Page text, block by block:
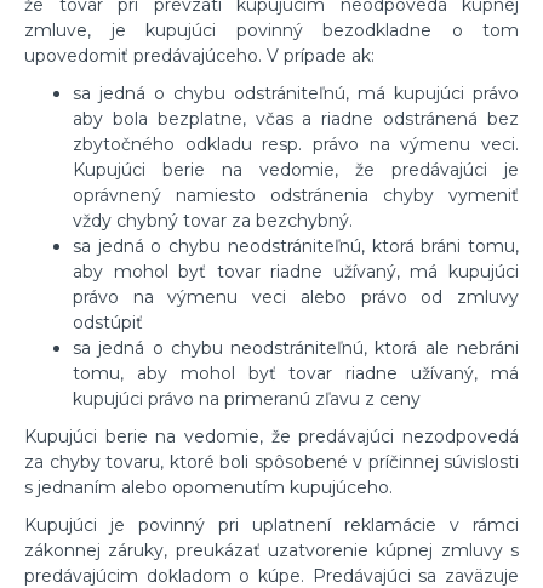
že tovar pri prevzatí kupujúcim neodpovedá kúpnej
zmluve, je kupujúci povinný bezodkladne o tom
upovedomiť predávajúceho. V prípade ak:
sa jedná o chybu odstrániteľnú, má kupujúci právo
aby bola bezplatne, včas a riadne odstránená bez
zbytočného odkladu resp. právo na výmenu veci.
Kupujúci berie na vedomie, že predávajúci je
oprávnený namiesto odstránenia chyby vymeniť
vždy chybný tovar za bezchybný.
sa jedná o chybu neodstrániteľnú, ktorá bráni tomu,
aby mohol byť tovar riadne užívaný, má kupujúci
právo na výmenu veci alebo právo od zmluvy
odstúpiť
sa jedná o chybu neodstrániteľnú, ktorá ale nebráni
tomu, aby mohol byť tovar riadne užívaný, má
kupujúci právo na primeranú zľavu z ceny
Kupujúci berie na vedomie, že predávajúci nezodpovedá
za chyby tovaru, ktoré boli spôsobené v príčinnej súvislosti
s jednaním alebo opomenutím kupujúceho.
Kupujúci je povinný pri uplatnení reklamácie v rámci
zákonnej záruky, preukázať uzatvorenie kúpnej zmluvy s
predávajúcim dokladom o kúpe. Predávajúci sa zaväzuje